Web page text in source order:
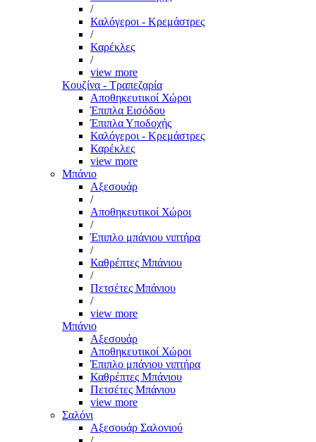
/
Καλόγεροι - Κρεμάστρες
/
Καρέκλες
/
view more
Κουζίνα - Τραπεζαρία
Αποθηκευτικοί Χώροι
Έπιπλα Εισόδου
Έπιπλα Υποδοχής
Καλόγεροι - Κρεμάστρες
Καρέκλες
view more
Μπάνιο
Αξεσουάρ
/
Αποθηκευτικοί Χώροι
/
Έπιπλο μπάνιου νιπτήρα
/
Καθρέπτες Μπάνιου
/
Πετσέτες Μπάνιου
/
view more
Μπάνιο
Αξεσουάρ
Αποθηκευτικοί Χώροι
Έπιπλο μπάνιου νιπτήρα
Καθρέπτες Μπάνιου
Πετσέτες Μπάνιου
view more
Σαλόνι
Αξεσουάρ Σαλονιού